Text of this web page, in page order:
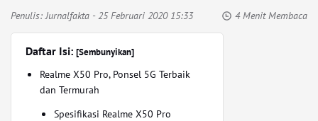
Penulis:Jurnalfakta - 25 Februari 2020 15:33 4 Menit Membaca
Daftar Isi: [Sembunyikan]
Realme X50 Pro, Ponsel 5G Terbaik
dan Termurah
Spesifikasi Realme X50 Pro